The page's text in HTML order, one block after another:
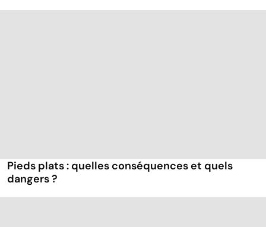
Pieds plats : quelles conséquences et quels
dangers ?